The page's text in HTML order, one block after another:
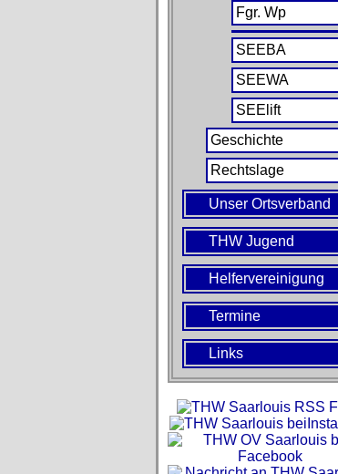
Fgr. Wp
SEEBA
SEEWA
SEElift
Geschichte
Rechtslage
Unser Ortsverband
THW Jugend
Helfervereinigung
Termine
Links